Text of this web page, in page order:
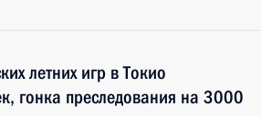
летних игр в Токио
гонка преследования на 3000